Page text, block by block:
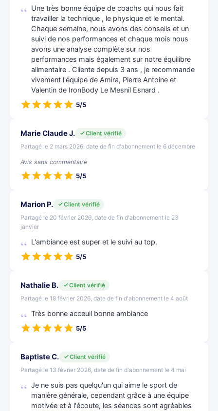
Une très bonne équipe de coachs qui nous fait
travailler la technique , le physique et le mental.
Chaque semaine, nous avons des conseils et un
suivi de nos performances et chaque mois nous
avons une analyse complète sur nos
performances mais également sur notre équilibre
alimentaire . Cliente depuis 3 ans , je recommande
vivement l'équipe de Amira, Pierre Antoine et
Valentin de IronBody Le Mesnil Esnard .
5/5
Marie Claude J.
Client vérifié
Partagé le 2 mars 2026, date de fin d'abonnement le 6 décembre
Avis sans commentaire
5/5
Marion P.
Client vérifié
Partagé le 20 février 2026, date de fin d'abonnement le 23
janvier
L'ambiance est super et le suivi au top.
5/5
Nathalie B.
Client vérifié
Partagé le 18 février 2026, date de fin d'abonnement le 4 août
Très bonne acceuil bonne ambiance
5/5
Baptiste C.
Client vérifié
Partagé le 13 février 2026, date de fin d'abonnement le 4 mai
Je ne suis pas quelqu'un qui aime le sport de
manière générale, cependant grâce à une équipe
motivée et à l'écoute, les séances sont agréables